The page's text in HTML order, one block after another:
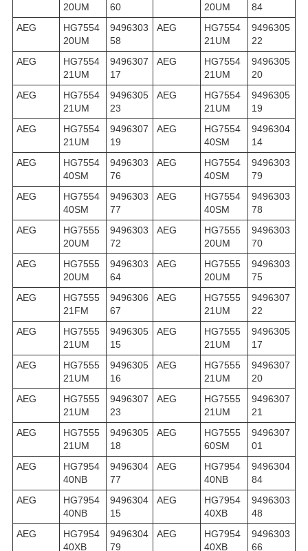
20UM
60
20UM
84
AEG
HG7554
20UM
9496303
58
AEG
HG7554
21UM
9496305
22
AEG
HG7554
21UM
9496307
17
AEG
HG7554
21UM
9496305
20
AEG
HG7554
21UM
9496305
23
AEG
HG7554
21UM
9496305
19
AEG
HG7554
21UM
9496307
19
AEG
HG7554
40SM
9496304
14
AEG
HG7554
40SM
9496303
76
AEG
HG7554
40SM
9496303
79
AEG
HG7554
40SM
9496303
77
AEG
HG7554
40SM
9496303
78
AEG
HG7555
20UM
9496303
72
AEG
HG7555
20UM
9496303
70
AEG
HG7555
20UM
9496303
64
AEG
HG7555
20UM
9496303
75
AEG
HG7555
21FM
9496306
67
AEG
HG7555
21UM
9496307
22
AEG
HG7555
21UM
9496305
15
AEG
HG7555
21UM
9496305
17
AEG
HG7555
21UM
9496305
16
AEG
HG7555
21UM
9496307
20
AEG
HG7555
21UM
9496307
23
AEG
HG7555
21UM
9496307
21
AEG
HG7555
21UM
9496305
18
AEG
HG7555
60SM
9496307
01
AEG
HG7954
40NB
9496304
77
AEG
HG7954
40NB
9496304
84
AEG
HG7954
40NB
9496304
15
AEG
HG7954
40XB
9496303
48
AEG
HG7954
40XB
9496304
79
AEG
HG7954
40XB
9496303
66